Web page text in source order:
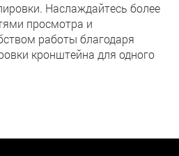
Наслаждайтесь более
просмотра и
работы благодаря
кронштейна для одного